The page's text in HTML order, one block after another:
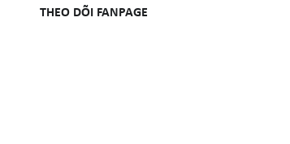
THEO DÕI FANPAGE